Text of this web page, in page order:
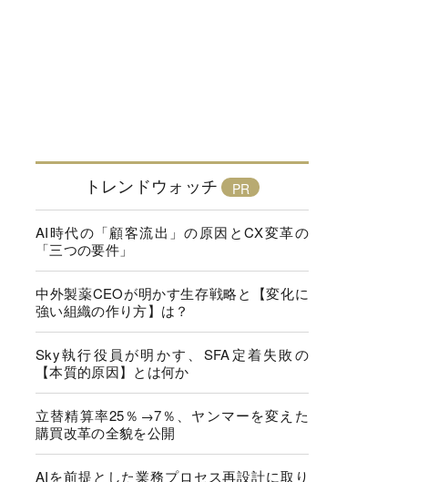
トレンドウォッチ
AI時代の「顧客流出」の原因とCX変革の
「三つの要件」
中外製薬CEOが明かす生存戦略と【変化に
強い組織の作り方】は？
Sky執行役員が明かす、SFA定着失敗の
【本質的原因】とは何か
立替精算率25％→7％、ヤンマーを変えた
購買改革の全貌を公開
AIを前提とした業務プロセス再設計に取り